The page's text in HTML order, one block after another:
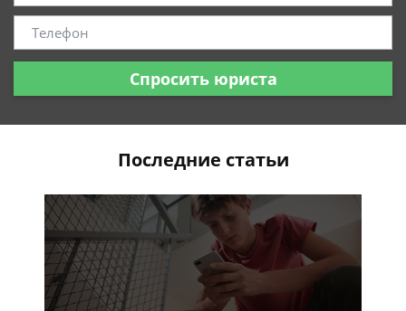
Спросить юриста
Последние статьи